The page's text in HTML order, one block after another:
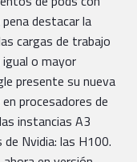
destacar la
cargas de trabajo
o mayor
presente su nueva
procesadores de
instancias A3
Nvidia: las H100.